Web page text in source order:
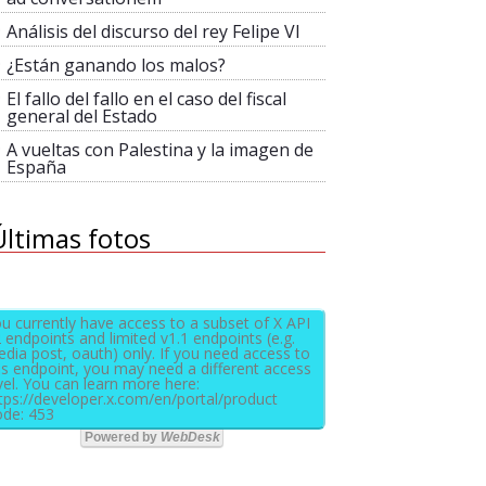
Análisis del discurso del rey Felipe VI
¿Están ganando los malos?
El fallo del fallo en el caso del fiscal
general del Estado
A vueltas con Palestina y la imagen de
España
fotos
currently have access to a subset of X API
endpoints and limited v1.1 endpoints (e.g.
post, oauth) only. If you need access to
endpoint, you may need a different access
You can learn more here:
developer.x.com/en/portal/product
453
Powered by WebDesk